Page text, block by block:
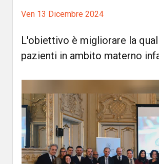
Ven 13 Dicembre 2024
L'obiettivo è migliorare la
pazienti in ambito materno